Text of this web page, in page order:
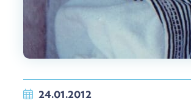
24.01.2012